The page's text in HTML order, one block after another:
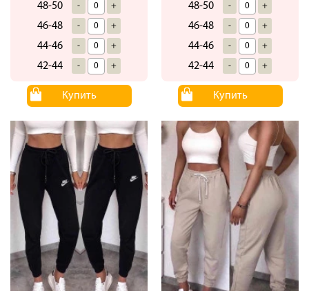
48-50 - +
46-48 - +
44-46 - +
42-44 - +
Купить
48-50 - +
46-48 - +
44-46 - +
42-44 - +
Купить